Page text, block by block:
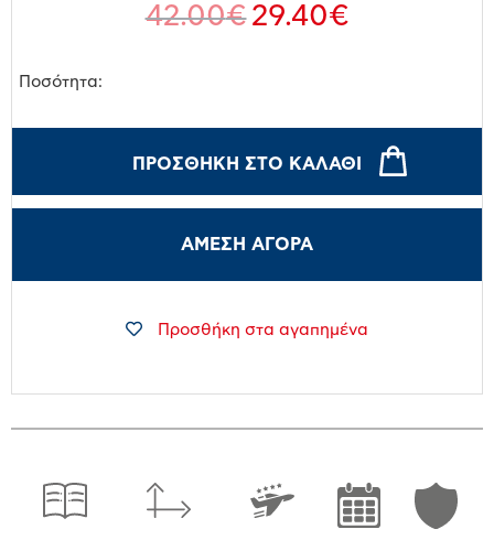
42.00€ 29.40€
Ποσότητα:
ΠΡΟΣΘΉΚΗ ΣΤΟ ΚΑΛΆΘΙ
ΑΜΕΣΗ ΑΓΟΡΑ
Προσθήκη στα αγαπημένα